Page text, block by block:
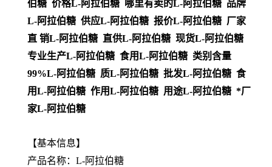
伯糖 价格L-阿拉伯糖 哪里有卖的L-阿拉伯糖 品牌
L-阿拉伯糖 供应L-阿拉伯糖 报价L-阿拉伯糖 厂家
直 销L-阿拉伯糖 直供L-阿拉伯糖 现货L-阿拉伯糖
专业生产L-阿拉伯糖 食用L-阿拉伯糖 类别含量
99%L-阿拉伯糖 质L-阿拉伯糖 批发L-阿拉伯糖 食
用L-阿拉伯糖 作用L-阿拉伯糖 用途L-阿拉伯糖 *厂
家L-阿拉伯糖
【基本信息】
产品名称：L-阿拉伯糖